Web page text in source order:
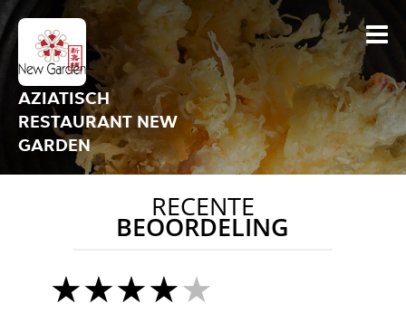
AZIATISCH
RESTAURANT NEW
GARDEN
RECENTE
BEOORDELING